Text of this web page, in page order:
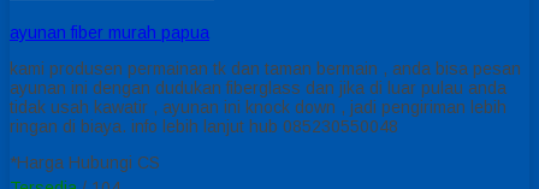
ayunan fiber murah papua
kami produsen permainan tk dan taman bermain , anda bisa pesan
ayunan ini dengan dudukan fiberglass dan jika di luar pulau anda
tidak usah kawatir , ayunan ini knock down , jadi pengiriman lebih
ringan di biaya. info lebih lanjut hub 085230550048
*Harga Hubungi CS